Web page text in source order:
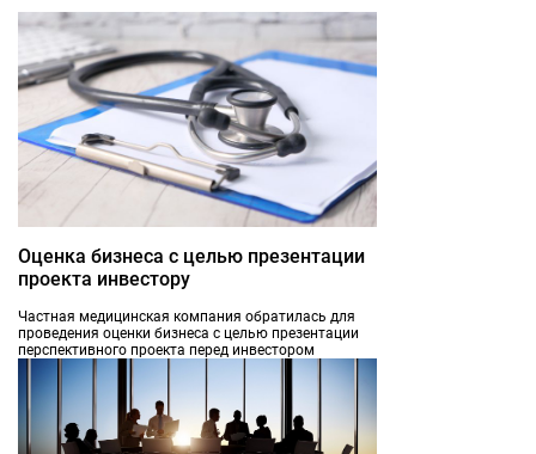
Оценка бизнеса с целью презентации
проекта инвестору
Частная медицинская компания обратилась для
проведения оценки бизнеса с целью презентации
перспективного проекта перед инвестором